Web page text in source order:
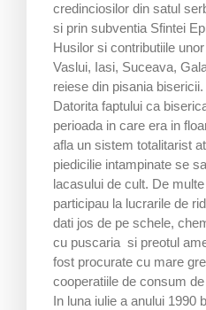
credinciosilor din satul
si prin subventia Sfintei
Husilor si contributiile
Vaslui, Iasi, Suceava,
reiese din pisania bisericii.
Datorita faptului ca
perioada in care era in
afla un sistem totalitarist
piedicilie intampinate se
lacasului de cult. De
participau la lucrarile de
dati jos de pe schele,
cu puscaria si preotul
fost procurate cu mare
cooperatiile de consum
In luna iulie a anului 1990